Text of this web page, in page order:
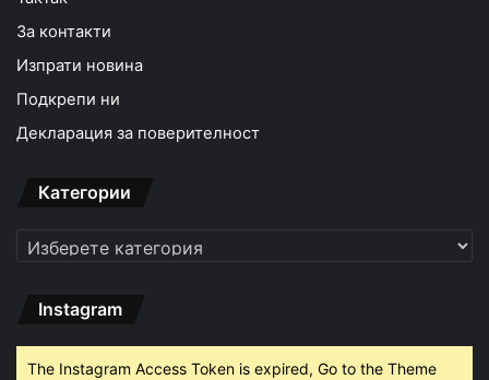
За контакти
Изпрати новина
Подкрепи ни
Декларация за поверителност
Категории
Категории
Instagram
The Instagram Access Token is expired, Go to the Theme